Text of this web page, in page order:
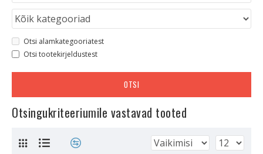
Otsi alamkategooriatest
Otsi tootekirjeldustest
OTSI
Otsingukriteeriumile vastavad tooted